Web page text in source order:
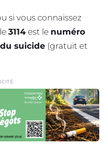
si vous connaissez
3114 est le numéro
suicide (gratuit et